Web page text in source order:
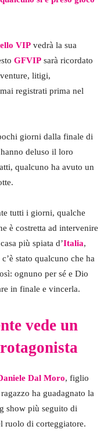
VIP vedrà la sua
GFVIP sarà ricordato
litigi,
registrati prima nel
giorni dalla finale di
deluso il loro
qualcuno ha avuto un
tutti i giorni, qualche
è costretta ad intervenire
più spiata d’Italia,
stato qualcuno che ha
ognuno per sé e Dio
in finale e vincerla.
vede un
Dal Moro, figlio
ha guadagnato la
show più seguito di
ruolo di corteggiatore.